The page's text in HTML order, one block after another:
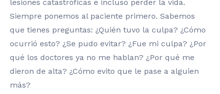
lesiones catastróficas e incluso perder la vida.
Siempre ponemos al paciente primero. Sabemos
que tienes preguntas: ¿Quién tuvo la culpa? ¿Cómo
ocurrió esto? ¿Se pudo evitar? ¿Fue mi culpa? ¿Por
qué los doctores ya no me hablan? ¿Por qué me
dieron de alta? ¿Cómo evito que le pase a alguien
más?